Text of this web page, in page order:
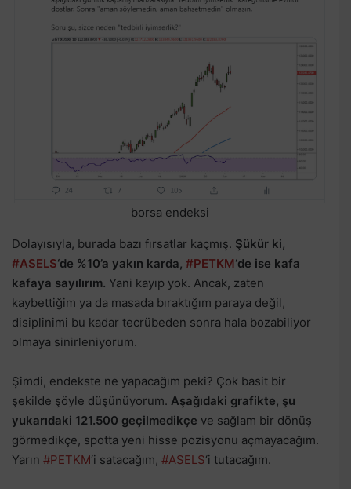
borsa endeksi
Dolayısıyla, burada bazı fırsatlar kaçmış. Şükür ki,
#ASELS‘de %10’a yakın karda, #PETKM‘de ise kafa
kafaya sayılırım. Yani kayıp yok. Ancak, zaten
kaybettiğim ya da masada bıraktığım paraya değil,
disiplinimi bu kadar tecrübeden sonra hala bozabiliyor
olmaya sinirleniyorum.
Şimdi, endekste ne yapacağım peki? Çok basit bir
şekilde şöyle düşünüyorum. Aşağıdaki grafikte, şu
yukarıdaki 121.500 geçilmedikçe ve sağlam bir dönüş
görmedikçe, spotta yeni hisse pozisyonu açmayacağım.
Yarın #PETKM‘i satacağım, #ASELS‘i tutacağım.